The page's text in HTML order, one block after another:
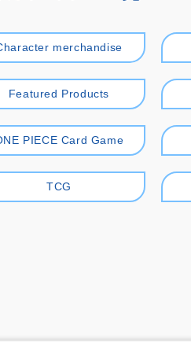
merchandise
Featured Products
PIECE Card Game
TCG